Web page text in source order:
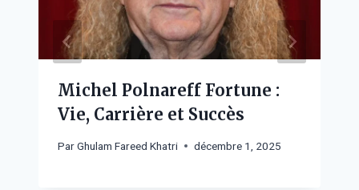
Michel Polnareff Fortune :
Vie, Carrière et Succès
ParGhulam Fareed Khatri décembre 1, 2025